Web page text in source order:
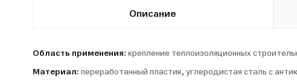
Описание
Область применения: крепление теплоизоляционных
Материал: переработанный пластик, углеродистая сталь с